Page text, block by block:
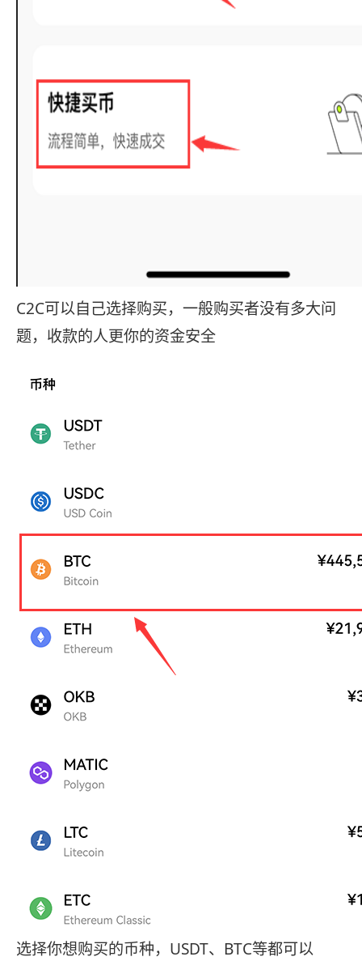
C2C可以自己选择购买，一般购买者没有多大问
题，收款的人更你的资金安全
选择你想购买的币种，USDT、BTC等都可以